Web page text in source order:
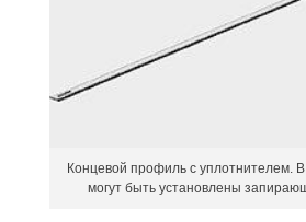
Концевой профиль с уплотнителем.
могут быть установлены